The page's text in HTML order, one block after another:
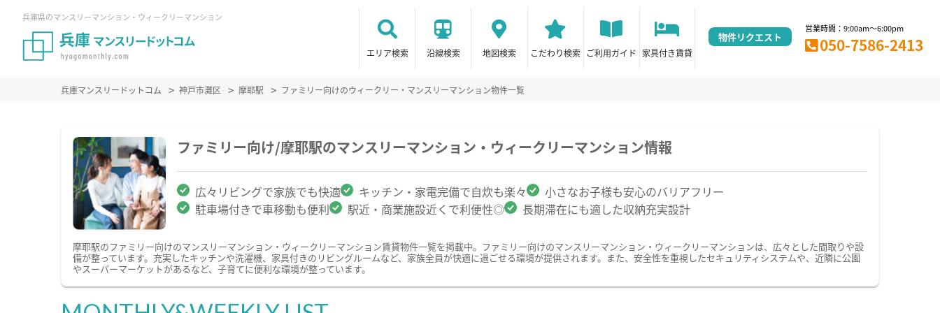
兵庫県のマンスリーマンション・ウィークリーマンション
エリア検索 沿線検索 地図検索 こだわり検索 ご利用ガイド 家具付き賃貸
物件リクエスト
営業時間：9:00am～6:00pm
050-7586-2413
兵庫マンスリードットコム 神戸市灘区 摩耶駅 ファミリー向けのウィークリー・マンスリーマンション物件一覧
ファミリー向け/摩耶駅のマンスリーマンション・ウィークリーマンション情報
広々リビングで家族でも快適 キッチン・家電完備で自炊も楽々
小さなお子様も安心のバリアフリー
駐車場付きで車移動も便利
駅近・商業施設近くで利便性◎ 長期滞在にも適した収納充実設計
摩耶駅のファミリー向けのマンスリーマンション・ウィークリーマンション賃貸物件一覧を掲載中。ファミリー向けのマンスリーマンション・ウィークリーマンションは、広々とした間取りや設
備が整っています。充実したキッチンや洗濯機、家具付きのリビングルームなど、家族全員が快適に過ごせる環境が提供されます。また、安全性を重視したセキュリティシステムや、近隣に公園
やスーパーマーケットがあるなど、子育てに便利な環境が整っています。